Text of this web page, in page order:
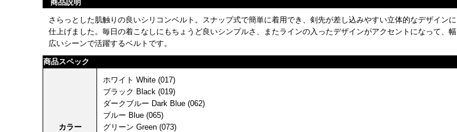
商品説明
さらっとした肌触りの良いシリコンベルト。スナップ式で簡単に着用でき、剣先が差し込みやすい立体的なデザインに
仕上げました。毎日の着こなしにもちょうど良いシンプルさ、またラインの入ったデザインがアクセントになって、幅
広いシーンで活躍するベルトです。
商品スペック
カラー
ホワイト White (017)
ブラック Black (019)
ダークブルー Dark Blue (062)
ブルー Blue (065)
グリーン Green (073)